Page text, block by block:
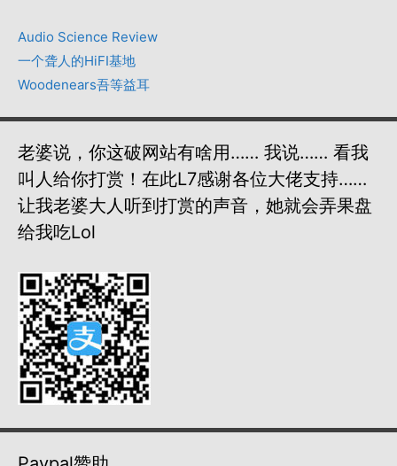
Audio Science Review
一个聋人的HiFI基地
Woodenears吾等益耳
老婆说，你这破网站有啥用…… 我说…… 看我
叫人给你打赏！在此L7感谢各位大佬支持……
让我老婆大人听到打赏的声音，她就会弄果盘
给我吃lol